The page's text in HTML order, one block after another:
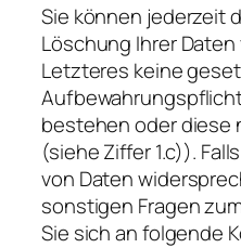
Sie können jederzeit
Löschung Ihrer
Letzteres keine
bestehen oder diese
(siehe Ziffer 1.c)).
von Daten
sonstigen Fragen
Sie sich an folgende